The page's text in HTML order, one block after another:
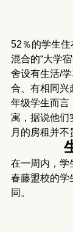
52％的学生
混合的“大学
舍设有生活/
合、有相同兴
年级学生而言
寓，据说他们
月的房租并不
在一周内，学
春藤盟校的学
同。